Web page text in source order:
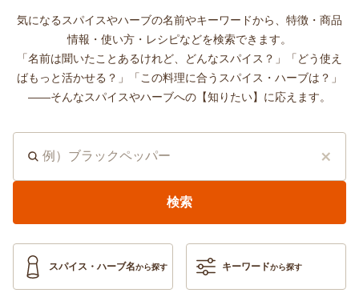
気になるスパイスやハーブの名前やキーワードから、特徴・商品
情報・使い方・レシピなどを検索できます。
「名前は聞いたことあるけれど、どんなスパイス？」「どう使え
ばもっと活かせる？」「この料理に合うスパイス・ハーブは？」
——そんなスパイスやハーブへの【知りたい】に応えます。
検索キーワード 閉じる
検索
スパイス・ハーブ名から探す キーワードから探す